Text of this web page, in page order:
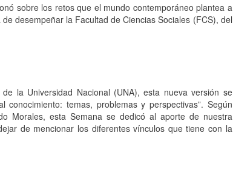
sobre los retos que el mundo contemporáneo plantea a
desempeñar la Facultad de Ciencias Sociales (FCS), del
la Universidad Nacional (UNA), esta nueva versión se
temas, problemas y perspectivas”. Según
Morales, esta Semana se dedicó al aporte de nuestra
de mencionar los diferentes vínculos que tiene con la